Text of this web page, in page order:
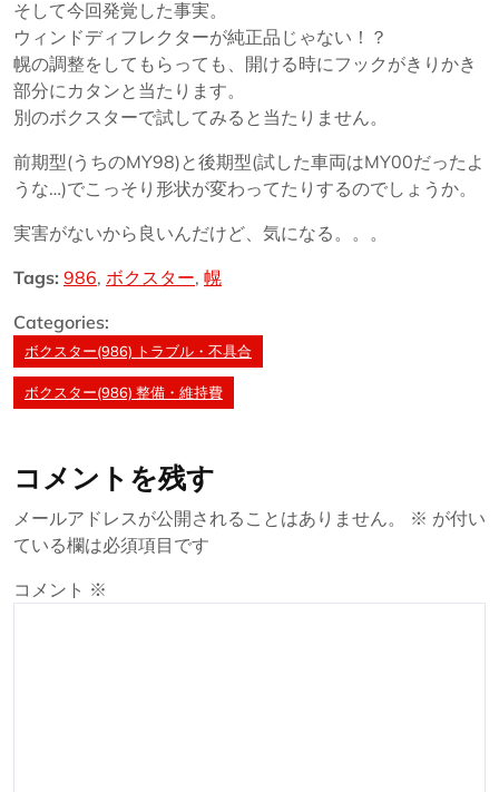
そして今回発覚した事実。
ウィンドディフレクターが純正品じゃない！？
幌の調整をしてもらっても、開ける時にフックがきりかき
部分にカタンと当たります。
別のボクスターで試してみると当たりません。
前期型(うちのMY98)と後期型(試した車両はMY00だったよ
うな…)でこっそり形状が変わってたりするのでしょうか。
実害がないから良いんだけど、気になる。。。
Tags: 986, ボクスター, 幌
Categories:
ボクスター(986) トラブル・不具合
ボクスター(986) 整備・維持費
コメントを残す
メールアドレスが公開されることはありません。 ※ が付い
ている欄は必須項目です
コメント ※